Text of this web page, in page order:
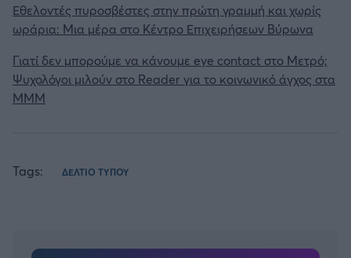
Εθελοντές πυροσβέστες στην πρώτη γραμμή και χωρίς
ωράρια: Μια μέρα στο Κέντρο Επιχειρήσεων Βύρωνα
Γιατί δεν μπορούμε να κάνουμε eye contact στο Μετρό;
Ψυχολόγοι μιλούν στο Reader για το κοινωνικό άγχος στα
ΜΜΜ
Tags: ΔΕΛΤΙΟ ΤΥΠΟΥ